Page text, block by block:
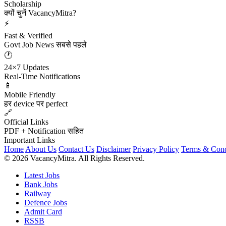
Scholarship
क्यों चुनें VacancyMitra?
⚡
Fast & Verified
Govt Job News सबसे पहले
🕐
24×7 Updates
Real-Time Notifications
📱
Mobile Friendly
हर device पर perfect
🔗
Official Links
PDF + Notification सहित
Important Links
Home About Us Contact Us Disclaimer Privacy Policy Terms &
© 2026 VacancyMitra. All Rights Reserved.
Latest Jobs
Bank Jobs
Railway
Defence Jobs
Admit Card
RSSB